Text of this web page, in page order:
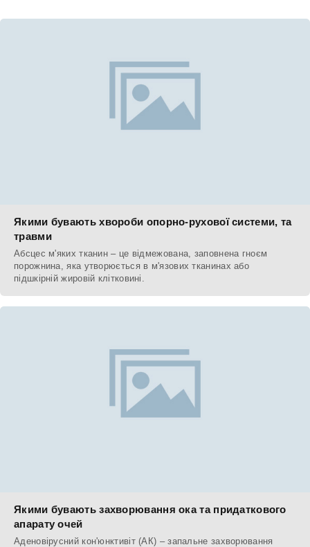
Якими бувають хвороби опорно-рухової системи, та
травми
Абсцес м'яких тканин – це відмежована, заповнена гноєм
порожнина, яка утворюється в м'язових тканинах або
підшкірній жировій клітковині.
Якими бувають захворювання ока та придаткового
апарату очей
Аденовірусний кон'юнктивіт (АК) – запальне захворювання